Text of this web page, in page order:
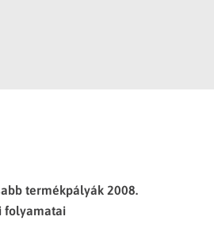
termékpályák 2008.
folyamatai